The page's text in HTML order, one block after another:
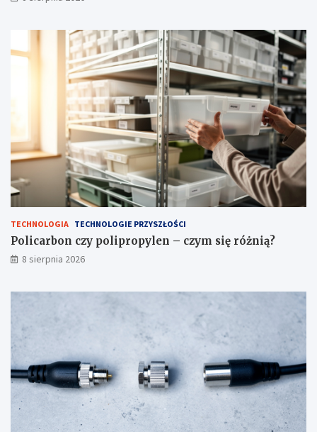
o
n
y
ę
r
ó
ż
n
i
ą
?
TECHNOLOGIA TECHNOLOGIE PRZYSZŁOŚCI
Policarbon czy polipropylen – czym się różnią?
8 sierpnia 2026